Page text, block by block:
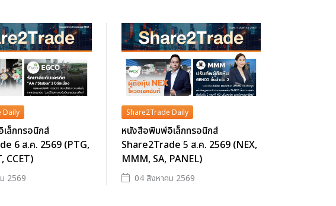
Daily
ล็กทรอนิกส์
6 ส.ค. 2569 (PTG,
CCET)
2569
Share2Trade Daily
หนังสือพิมพ์อิเล็กทรอนิกส์
Share2Trade 5 ส.ค. 2569 (NEX,
MMM, SA, PANEL)
04 สิงหาคม 2569